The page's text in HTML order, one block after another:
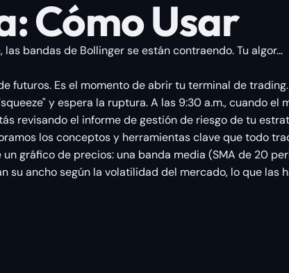
Cómo Usar
bandas de Bollinger se están contraendo. Tu algor...
futuros. Es el momento de abrir tu terminal de
y espera la ruptura. A las 9:30 a.m., cuando el
revisando el informe de gestión de riesgo de tu
los conceptos y herramientas clave que todo
gráfico de precios: una banda media (SMA de 20
ancho según la volatilidad del mercado, lo que las